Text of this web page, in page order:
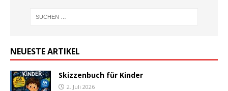
NEUESTE ARTIKEL
Skizzenbuch für Kinder
2. Juli 2026